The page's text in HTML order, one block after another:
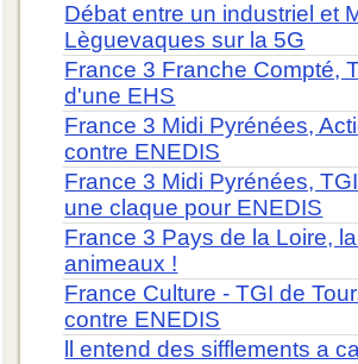
Débat entre un industriel et
Lèguevaques sur la 5G
France 3 Franche Compté,
d'une EHS
France 3 Midi Pyrénées,
contre ENEDIS
France 3 Midi Pyrénées,
une claque pour ENEDIS
France 3 Pays de la Loire,
animeaux !
France Culture - TGI de
contre ENEDIS
ll entend des sifflements a